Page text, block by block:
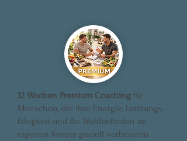
12 Wochen Premium Coaching für
Menschen, die ihre Energie, Leistungs-
fähigkeit und ihr Wohlbefinden im
eigenen Körper gezielt verbessern